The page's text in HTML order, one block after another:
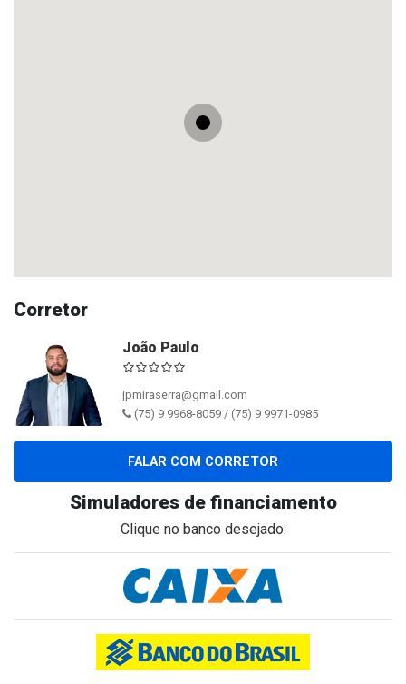
Corretor
João Paulo
jpmiraserra@gmail.com
(75) 9 9968-8059 / (75) 9 9971-0985
FALAR COM CORRETOR
Simuladores de financiamento
Clique no banco desejado: